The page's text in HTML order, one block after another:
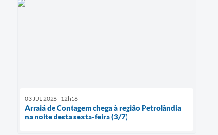
03 JUL 2026 - 12h16
Arraiá de Contagem chega à região Petrolândia
na noite desta sexta-feira (3/7)